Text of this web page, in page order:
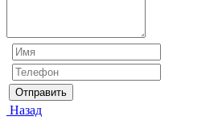
Отправить
Назад